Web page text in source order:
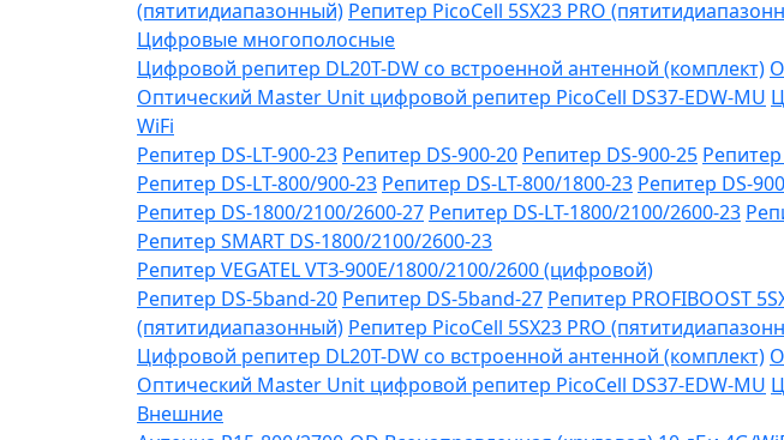
(пятитидиапазонный) Репитер PicoCell 5SX23 PRO
Цифровые многополосные
Цифровой репитер DL20T-DW со встроенной антенной (комплект)
Оптический Master Unit цифровой репитер PicoCell DS37-EDW-MU
WiFi
Репитер DS-LT-900-23 Репитер DS-900-20 Репитер DS-900-25 Репитер
Репитер DS-LT-800/900-23 Репитер DS-LT-800/1800-23 Репитер DS-
Репитер DS-1800/2100/2600-27 Репитер DS-LT-1800/2100/2600-23
Репитер SMART DS-1800/2100/2600-23
Репитер VЕGATEL VТЗ-900Е/1800/2100/2600 (цифровой)
Репитер DS-5band-20 Репитер DS-5band-27 Репитер PROFIBOOST
(пятитидиапазонный) Репитер PicoCell 5SX23 PRO
Цифровой репитер DL20T-DW со встроенной антенной (комплект)
Оптический Master Unit цифровой репитер PicoCell DS37-EDW-MU
Внешние